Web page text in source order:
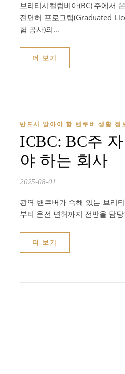
브리티시컬럼비아(BC) 주에서
전면허 프로그램(Graduated
험 공사)의…
더 보기
반드시 알아야 할 밴쿠버 생활 정
ICBC: BC주
야 하는 회사
2025-08-01
광역 밴쿠버가 속해 있는 브리
부터 운전 면허까지 전반을 담
더 보기